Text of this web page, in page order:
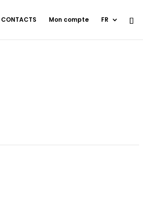
CONTACTS Mon compte FR